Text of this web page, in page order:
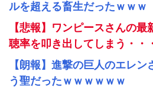
ルを超える畜生だったｗｗｗ
【悲報】ワンピースさんの
聴率を叩き出してしまう・・
【朗報】進撃の巨人のエレ
う聖だったｗｗｗｗｗｗ